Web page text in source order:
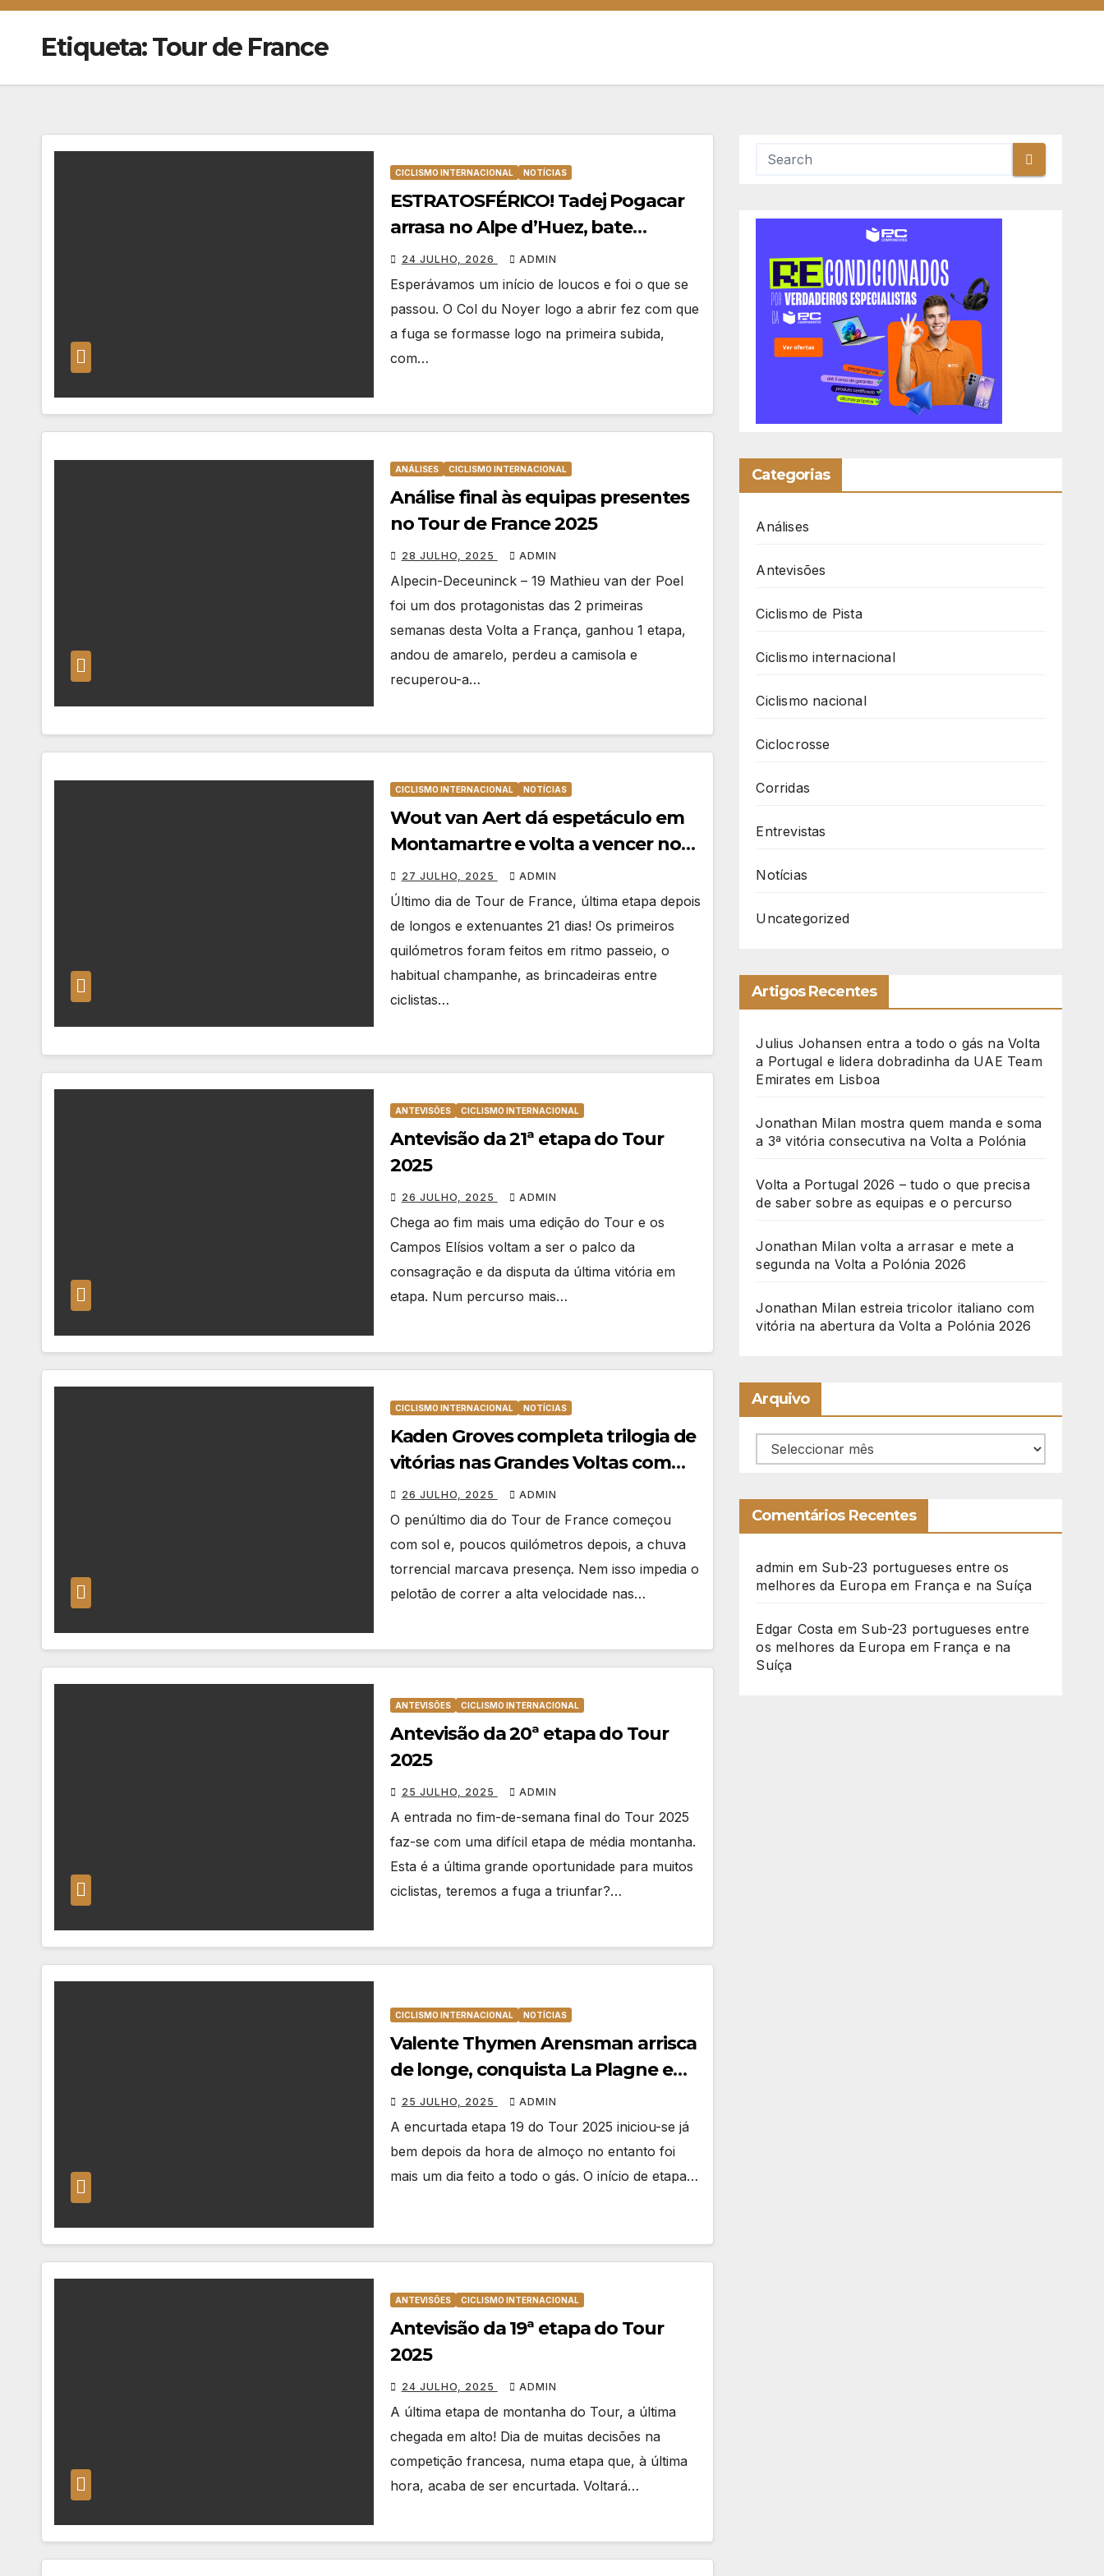
Etiqueta:Tour de France
CICLISMO INTERNACIONAL NOTÍCIAS
ESTRATOSFÉRICO! Tadej Pogacar
arrasa no Alpe d’Huez, bate
recorde de subida e vence pela 5ª
vez no Tour 2026!
24 JULHO, 2026 ADMIN
Esperávamos um início de loucos e foi o que se
passou. O Col du Noyer logo a abrir fez com que
a fuga se formasse logo na primeira subida,
com…
ANÁLISES CICLISMO INTERNACIONAL
Análise final às equipas presentes
no Tour de France 2025
28 JULHO, 2025 ADMIN
Alpecin-Deceuninck – 19 Mathieu van der Poel
foi um dos protagonistas das 2 primeiras
semanas desta Volta a França, ganhou 1 etapa,
andou de amarelo, perdeu a camisola e
recuperou-a…
CICLISMO INTERNACIONAL NOTÍCIAS
Wout van Aert dá espetáculo em
Montamartre e volta a vencer no
Tour e nos Campos Elísios
27 JULHO, 2025 ADMIN
Último dia de Tour de France, última etapa depois
de longos e extenuantes 21 dias! Os primeiros
quilómetros foram feitos em ritmo passeio, o
habitual champanhe, as brincadeiras entre
ciclistas…
ANTEVISÕES CICLISMO INTERNACIONAL
Antevisão da 21ª etapa do Tour
2025
26 JULHO, 2025 ADMIN
Chega ao fim mais uma edição do Tour e os
Campos Elísios voltam a ser o palco da
consagração e da disputa da última vitória em
etapa. Num percurso mais…
CICLISMO INTERNACIONAL NOTÍCIAS
Kaden Groves completa trilogia de
vitórias nas Grandes Voltas com
fabulosa exibição na etapa 20 do
Tour
26 JULHO, 2025 ADMIN
O penúltimo dia do Tour de France começou
com sol e, poucos quilómetros depois, a chuva
torrencial marcava presença. Nem isso impedia o
pelotão de correr a alta velocidade nas…
ANTEVISÕES CICLISMO INTERNACIONAL
Antevisão da 20ª etapa do Tour
2025
25 JULHO, 2025 ADMIN
A entrada no fim-de-semana final do Tour 2025
faz-se com uma difícil etapa de média montanha.
Esta é a última grande oportunidade para muitos
ciclistas, teremos a fuga a triunfar?…
CICLISMO INTERNACIONAL NOTÍCIAS
Valente Thymen Arensman arrisca
de longe, conquista La Plagne e
bisa no Tour 2025
25 JULHO, 2025 ADMIN
A encurtada etapa 19 do Tour 2025 iniciou-se já
bem depois da hora de almoço no entanto foi
mais um dia feito a todo o gás. O início de etapa…
ANTEVISÕES CICLISMO INTERNACIONAL
Antevisão da 19ª etapa do Tour
2025
24 JULHO, 2025 ADMIN
A última etapa de montanha do Tour, a última
chegada em alto! Dia de muitas decisões na
competição francesa, numa etapa que, à última
hora, acaba de ser encurtada. Voltará…
Categorias
Análises
Antevisões
Ciclismo de Pista
Ciclismo internacional
Ciclismo nacional
Ciclocrosse
Corridas
Entrevistas
Notícias
Uncategorized
Artigos Recentes
Julius Johansen entra a todo o gás na Volta
a Portugal e lidera dobradinha da UAE Team
Emirates em Lisboa
Jonathan Milan mostra quem manda e soma
a 3ª vitória consecutiva na Volta a Polónia
Volta a Portugal 2026 – tudo o que precisa
de saber sobre as equipas e o percurso
Jonathan Milan volta a arrasar e mete a
segunda na Volta a Polónia 2026
Jonathan Milan estreia tricolor italiano com
vitória na abertura da Volta a Polónia 2026
Arquivo
Arquivo
Comentários Recentes
admin em Sub-23 portugueses entre os
melhores da Europa em França e na Suíça
Edgar Costa em Sub-23 portugueses entre
os melhores da Europa em França e na
Suíça